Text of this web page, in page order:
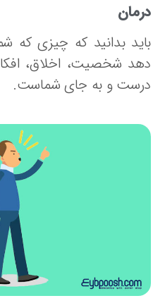
بدانید که چیزی که شما
شخصیت، اخلاق، افکار
و به جای شماست.